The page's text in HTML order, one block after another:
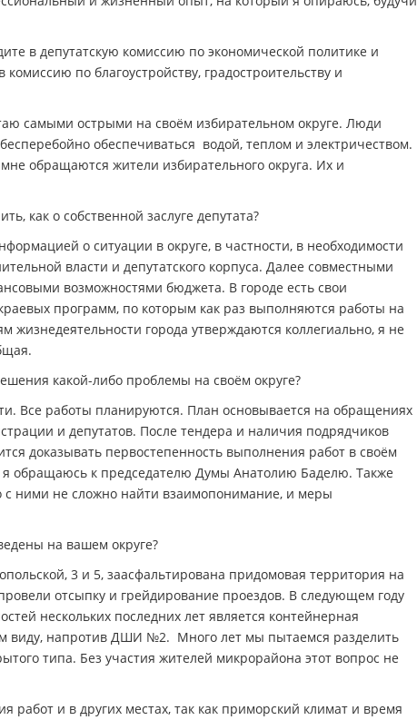
в депутатскую комиссию по экономической политике и
по благоустройству, градостроительству и
самыми острыми на своём избирательном округе. Люди
обеспечиваться водой, теплом и электричеством.
обращаются жители избирательного округа. Их и
как о собственной заслуге депутата?
о ситуации в округе, в частности, в необходимости
власти и депутатского корпуса. Далее совместными
возможностями бюджета. В городе есть свои
программ, по которым как раз выполняются работы на
города утверждаются коллегиально, я не
какой-либо проблемы на своём округе?
Все работы планируются. План основывается на обращениях
и депутатов. После тендера и наличия подрядчиков
доказывать первостепенность выполнения работ в своём
обращаюсь к председателю Думы Анатолию Баделю. Также
с ними не сложно найти взаимопонимание, и меры
на вашем округе?
3 и 5, заасфальтирована придомовая территория на
отсыпку и грейдирование проездов. В следующем году
нескольких последних лет является контейнерная
виду, напротив ДШИ №2. Много лет мы пытаемся разделить
типа. Без участия жителей микрорайона этот вопрос не
работ и в других местах, так как приморский климат и время